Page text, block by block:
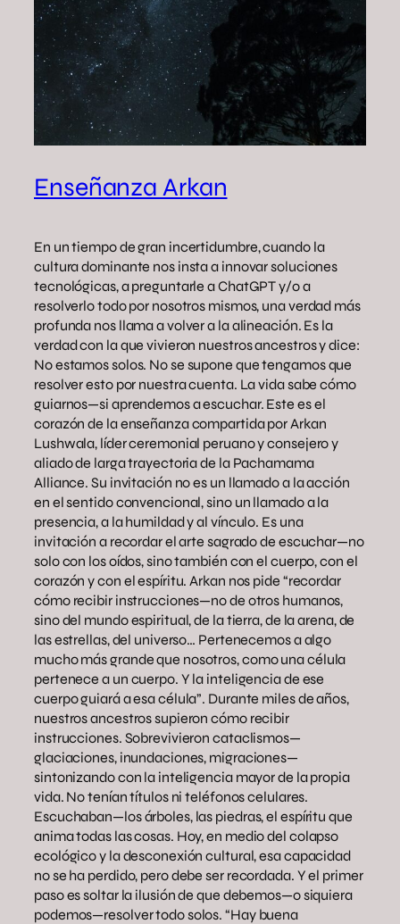
Enseñanza Arkan
En un tiempo de gran incertidumbre, cuando la
cultura dominante nos insta a innovar soluciones
tecnológicas, a preguntarle a ChatGPT y/o a
resolverlo todo por nosotros mismos, una verdad más
profunda nos llama a volver a la alineación. Es la
verdad con la que vivieron nuestros ancestros y dice:
No estamos solos. No se supone que tengamos que
resolver esto por nuestra cuenta. La vida sabe cómo
guiarnos—si aprendemos a escuchar. Este es el
corazón de la enseñanza compartida por Arkan
Lushwala, líder ceremonial peruano y consejero y
aliado de larga trayectoria de la Pachamama
Alliance. Su invitación no es un llamado a la acción
en el sentido convencional, sino un llamado a la
presencia, a la humildad y al vínculo. Es una
invitación a recordar el arte sagrado de escuchar—no
solo con los oídos, sino también con el cuerpo, con el
corazón y con el espíritu. Arkan nos pide “recordar
cómo recibir instrucciones—no de otros humanos,
sino del mundo espiritual, de la tierra, de la arena, de
las estrellas, del universo… Pertenecemos a algo
mucho más grande que nosotros, como una célula
pertenece a un cuerpo. Y la inteligencia de ese
cuerpo guiará a esa célula”. Durante miles de años,
nuestros ancestros supieron cómo recibir
instrucciones. Sobrevivieron cataclismos—
glaciaciones, inundaciones, migraciones—
sintonizando con la inteligencia mayor de la propia
vida. No tenían títulos ni teléfonos celulares.
Escuchaban—los árboles, las piedras, el espíritu que
anima todas las cosas. Hoy, en medio del colapso
ecológico y la desconexión cultural, esa capacidad
no se ha perdido, pero debe ser recordada. Y el primer
paso es soltar la ilusión de que debemos—o siquiera
podemos—resolver todo solos. “Hay buena